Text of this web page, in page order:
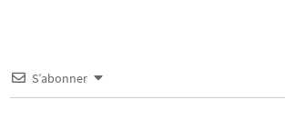
S’abonner